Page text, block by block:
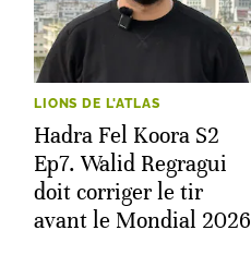
LIONS DE L'ATLAS
Hadra Fel Koora S2
Ep7. Walid Regragui
doit corriger le tir
avant le Mondial 2026